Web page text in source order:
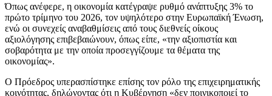
Όπως ανέφερε, η οικονομία κατέγραψε ρυθμό ανάπτυξης 3% το
πρώτο τρίμηνο του 2026, τον υψηλότερο στην Ευρωπαϊκή Ένωση,
ενώ οι συνεχείς αναβαθμίσεις από τους διεθνείς οίκους
αξιολόγησης επιβεβαιώνουν, όπως είπε, «την αξιοπιστία και
σοβαρότητα με την οποία προσεγγίζουμε τα θέματα της
οικονομίας».
Ο Πρόεδρος υπερασπίστηκε επίσης τον ρόλο της επιχειρηματικής
κοινότητας, δηλώνοντας ότι η Κυβέρνηση «δεν ποινικοποιεί το